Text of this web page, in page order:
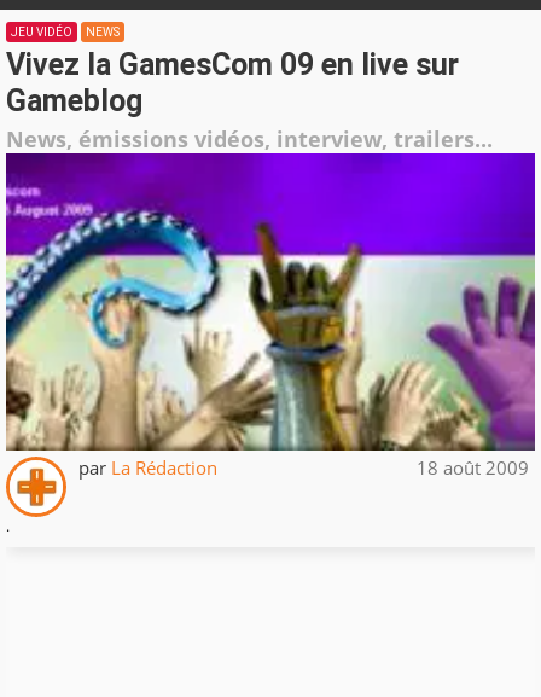
JEU VIDÉO NEWS
Vivez la GamesCom 09 en live sur
Gameblog
News, émissions vidéos, interview, trailers...
par La Rédaction 18 août 2009
.